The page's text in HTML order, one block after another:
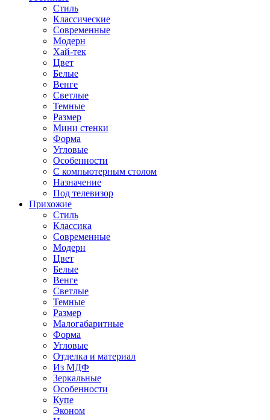
Стиль
Классические
Современные
Модерн
Хай-тек
Цвет
Белые
Венге
Светлые
Темные
Размер
Мини стенки
Форма
Угловые
Особенности
С компьютерным столом
Назначение
Под телевизор
Прихожие
Стиль
Классика
Современные
Модерн
Цвет
Белые
Венге
Светлые
Темные
Размер
Малогабаритные
Форма
Угловые
Отделка и материал
Из МДФ
Зеркальные
Особенности
Купе
Эконом